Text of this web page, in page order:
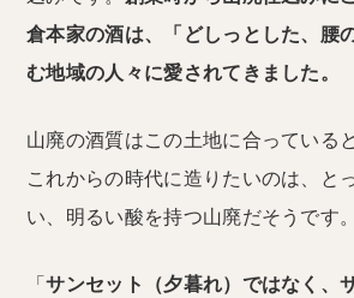
倉本家の酒は、「どしっとした、腰
む地域の人々に愛されてきました。
山廃の酒質はこの土地に合っている
これからの時代に造りたいのは、と
い、明るい酸を持つ山廃だそうです。
「サンセット（夕暮れ）ではなく、